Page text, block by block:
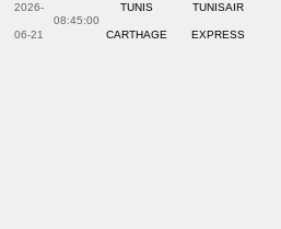
2026-
06-21
08:45:00
TUNIS
CARTHAGE
TUNISAIR
EXPRESS